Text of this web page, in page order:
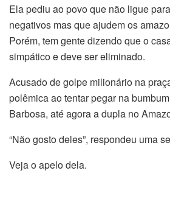
Ela pediu ao povo que não ligue
negativos mas que ajudem os
Porém, tem gente dizendo que o
simpático e deve ser eliminado.
Acusado de golpe milionário na
polêmica ao tentar pegar na
Barbosa, até agora a dupla no
“Não gosto deles”, respondeu uma
Veja o apelo dela.